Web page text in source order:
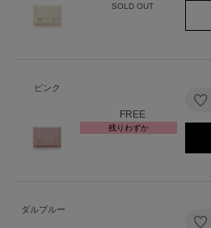
SOLD OUT
ピンク
FREE
残りわずか
ダルブルー